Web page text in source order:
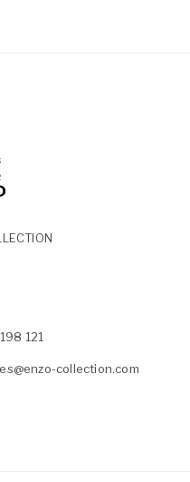
121
collection.com